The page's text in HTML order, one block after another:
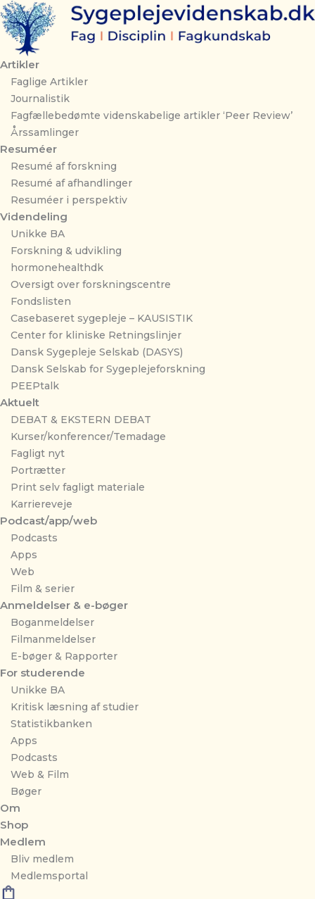
Gå
til
indholdet
Artikler
Faglige Artikler
Journalistik
Fagfællebedømte videnskabelige artikler ‘Peer Review’
Årssamlinger
Resuméer
Resumé af forskning
Resumé af afhandlinger
Resuméer i perspektiv
Videndeling
Unikke BA
Forskning & udvikling
hormonehealthdk
Oversigt over forskningscentre
Fondslisten
Casebaseret sygepleje – KAUSISTIK
Center for kliniske Retningslinjer
Dansk Sygepleje Selskab (DASYS)
Dansk Selskab for Sygeplejeforskning
PEEPtalk
Aktuelt
DEBAT & EKSTERN DEBAT
Kurser/konferencer/Temadage
Fagligt nyt
Portrætter
Print selv fagligt materiale
Karriereveje
Podcast/app/web
Podcasts
Apps
Web
Film & serier
Anmeldelser & e-bøger
Boganmeldelser
Filmanmeldelser
E-bøger & Rapporter
For studerende
Unikke BA
Kritisk læsning af studier
Statistikbanken
Apps
Podcasts
Web & Film
Bøger
Om
Shop
Medlem
Bliv medlem
Medlemsportal